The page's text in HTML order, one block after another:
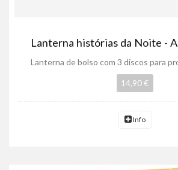
Lanterna histórias da Noite -
Lanterna de bolso com 3 discos para
14,90 €
Info